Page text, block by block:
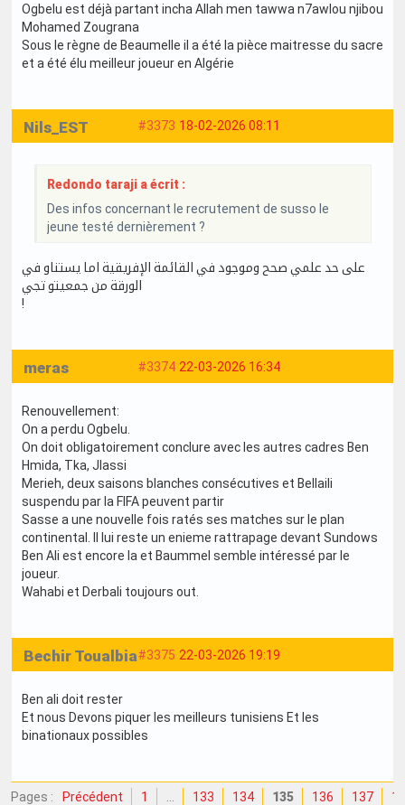
Ogbelu est déjà partant incha Allah men tawwa n7awlou njibou
Mohamed Zougrana
Sous le règne de Beaumelle il a été la pièce maitresse du sacre
et a été élu meilleur joueur en Algérie
#3373 18-02-2026 08:11
Nils_EST
Redondo taraji a écrit :
Des infos concernant le recrutement de susso le
jeune testé dernièrement ?
على حد علمي صحح وموجود في القائمة الإفريقية اما يستناو في
الورقة من جمعيتو تجي
!
#3374 22-03-2026 16:34
meras
Renouvellement:
On a perdu Ogbelu.
On doit obligatoirement conclure avec les autres cadres Ben
Hmida, Tka, Jlassi
Merieh, deux saisons blanches consécutives et Bellaili
suspendu par la FIFA peuvent partir
Sasse a une nouvelle fois ratés ses matches sur le plan
continental. Il lui reste un enieme rattrapage devant Sundows
Ben Ali est encore la et Baummel semble intéressé par le
joueur.
Wahabi et Derbali toujours out.
#3375 22-03-2026 19:19
Bechir Toualbia
Ben ali doit rester
Et nous Devons piquer les meilleurs tunisiens Et les
binationaux possibles
Pages : Précédent 1 … 133 134 135 136 137